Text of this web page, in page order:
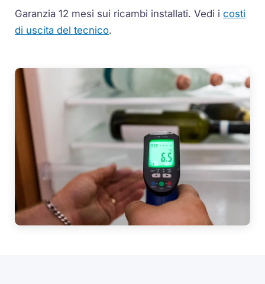
Garanzia 12 mesi sui ricambi installati. Vedi icosti
di uscita del tecnico.